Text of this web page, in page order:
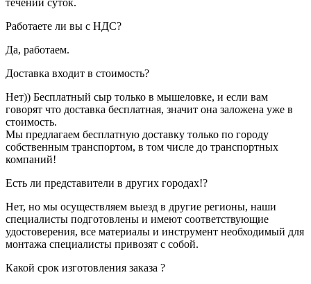
Работаете ли вы с НДС?
Да, работаем.
Доставка входит в стоимость?
Нет)) Бесплатный сыр только в мышеловке, и если вам
говорят что доставка бесплатная, значит она заложена уже в
стоимость.
Мы предлагаем бесплатную доставку только по городу
собственным транспортом, в том числе до транспортных
компаний!
Есть ли представители в других городах!?
Нет, но мы осуществляем выезд в другие регионы, наши
специалисты подготовлены и имеют соответствующие
удостоверения, все материалы и инструмент необходимый для
монтажа специалисты привозят с собой.
Какой срок изготовления заказа ?